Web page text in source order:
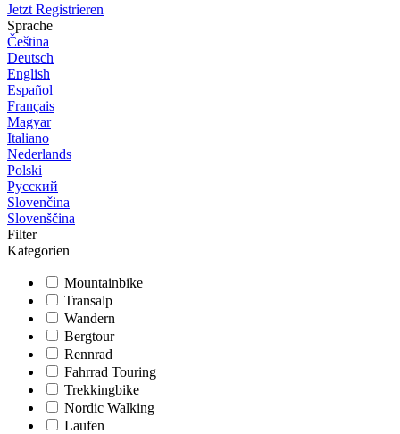
Jetzt Registrieren
Sprache
Čeština
Deutsch
English
Español
Français
Magyar
Italiano
Nederlands
Polski
Русский
Slovenčina
Slovenščina
Filter
Kategorien
Mountainbike
Transalp
Wandern
Bergtour
Rennrad
Fahrrad Touring
Trekkingbike
Nordic Walking
Laufen